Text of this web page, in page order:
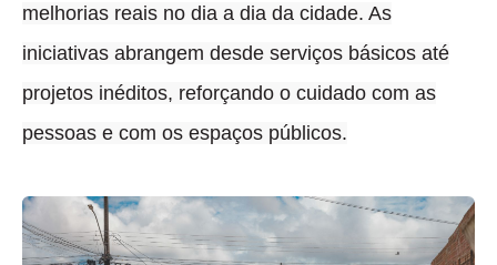
melhorias reais no dia a dia da cidade. As
iniciativas abrangem desde serviços básicos até
projetos inéditos, reforçando o cuidado com as
pessoas e com os espaços públicos.